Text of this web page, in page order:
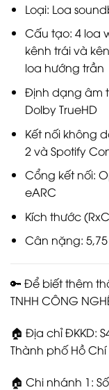
Loại: Loa
Cấu tạo: 4 loa
kênh trái và
loa hướng trần
Định dạng âm
Dolby TrueHD
Kết nối không
2 và Spotify
Cổng kết nối:
eARC
Kích thước
Cân nặng:
🔑 Để biết thêm
TNHH CÔNG
🏠 Địa chỉ ĐKKD:
Thành phố Hồ
🏠 Chi nhánh 1: